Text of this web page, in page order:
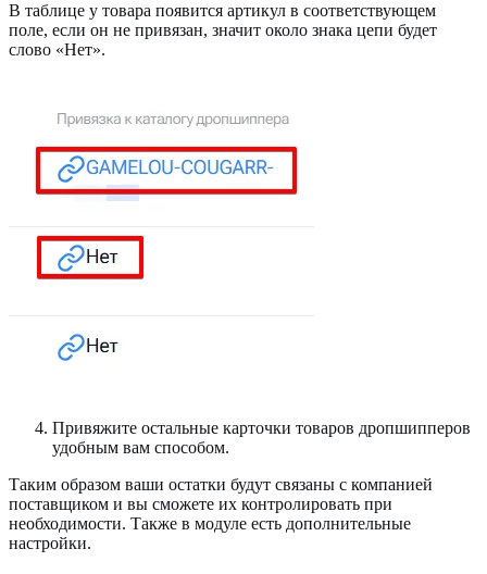
В таблице у товара появится артикул в соответствующем
поле, если он не привязан, значит около знака цепи будет
слово «Нет».
Привяжите остальные карточки товаров дропшипперов
удобным вам способом.
Таким образом ваши остатки будут связаны с компанией
поставщиком и вы сможете их контролировать при
необходимости. Также в модуле есть дополнительные
настройки.